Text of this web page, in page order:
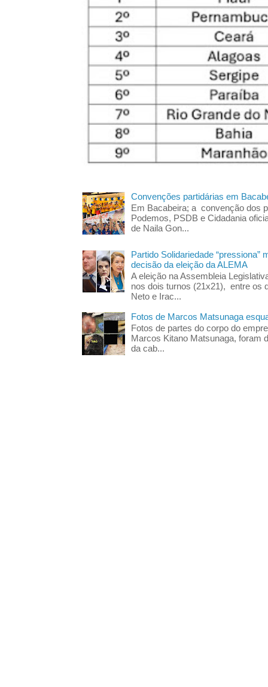
Convenções partidárias em
Em Bacabeira; a convenção dos
Podemos, PSDB e Cidadania
de Naila Gon...
Partido Solidariedade “pressiona”
decisão da eleição da ALEMA
A eleição na Assembleia
nos dois turnos (21x21), entre os
Neto e Irac...
Fotos de Marcos Matsunaga
Fotos de partes do corpo do
Marcos Kitano Matsunaga, foram
da cab...